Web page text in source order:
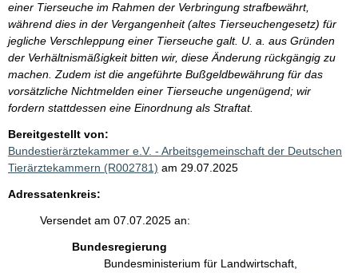
einer Tierseuche im Rahmen der Verbringung strafbewährt,
während dies in der Vergangenheit (altes Tierseuchengesetz) für
jegliche Verschleppung einer Tierseuche galt. U. a. aus Gründen
der Verhältnismäßigkeit bitten wir, diese Änderung rückgängig zu
machen. Zudem ist die angeführte Bußgeldbewährung für das
vorsätzliche Nichtmelden einer Tierseuche ungenügend; wir
fordern stattdessen eine Einordnung als Straftat.
Bereitgestellt von:
Bundestierärztekammer e.V. - Arbeitsgemeinschaft der Deutschen
Tierärztekammern (R002781) am 29.07.2025
Adressatenkreis:
Versendet am 07.07.2025 an:
Bundesregierung
Bundesministerium für Landwirtschaft,